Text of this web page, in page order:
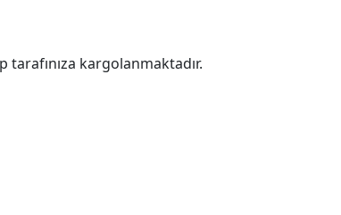
kargolanmaktadır.